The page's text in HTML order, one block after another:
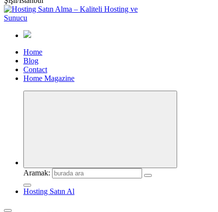
Home
Blog
Contact
Home Magazine
Aramak:
Hosting Satın Al